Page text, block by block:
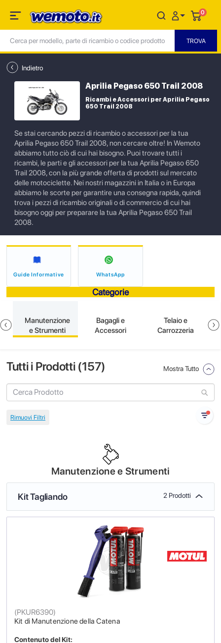
0
Indietro
Aprilia Pegaso 650 Trail 2008
Ricambi e Accessori per Aprilia Pegaso
650 Trail 2008
Se stai cercando pezzi di ricambio o accessori per la tua
Aprilia Pegaso 650 Trail 2008, non cercare oltre! In Wemoto
abbiamo tutto ciò di cui hai bisogno. Puoi trovare tutti i
ricambi, le parti e gli accessori per la tua Aprilia Pegaso 650
Trail 2008, con la più grande offerta di prodotti sul mercato
delle motociclette. Nei nostri magazzini in Italia o in Europa
abbiamo le scorte per garantire una consegna rapida, quindi
trova i pezzi di ricambio originali o di commercio di cui hai
bisogno oggi per preparare la tua Aprilia Pegaso 650 Trail
2008.
Guide Informative WhatsApp
Categorie
Manutenzione
e Strumenti
Bagagli e
Accessori
Telaio e
Carrozzeria
Tutti i Prodotti (157) Mostra Tutto
Manutenzione e Strumenti
Kit Tagliando 2 Prodotti
Kit di Manutenzione della Catena
(PKUR6390)
Contenuto del Kit: